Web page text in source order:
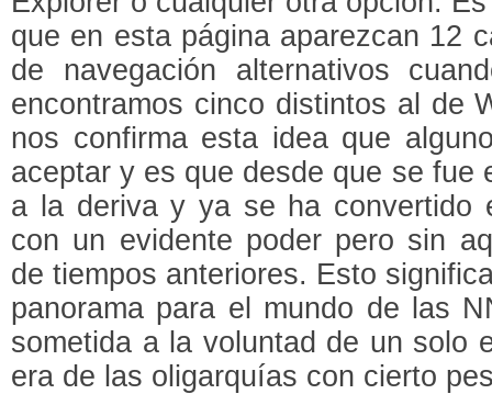
que en esta página aparezcan 12
de navegación alternativos
encontramos cinco distintos al de
nos confirma esta idea que
aceptar y es que desde que se fue
a la deriva y ya se ha convertido
con un evidente poder pero sin
de tiempos anteriores. Esto
panorama para el mundo de las
sometida a la voluntad de un solo
era de las oligarquías con cierto